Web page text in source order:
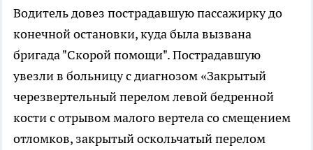
Водитель довез пострадавшую пассажирку до
конечной остановки, куда была вызвана
бригада "Скорой помощи". Пострадавшую
увезли в больницу с диагнозом «Закрытый
черезвертельный перелом левой бедренной
кости с отрывом малого вертела со смещением
отломков, закрытый оскольчатый перелом